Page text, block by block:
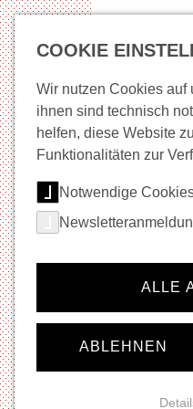
Neuigkeiten
Startseite
Ticket-
COOKIE
Wir nutzen Cookies auf
ihnen sind technisch
helfen, diese Website
Funktionalitäten zur
Notwendige
ALLE
ABLEHNEN